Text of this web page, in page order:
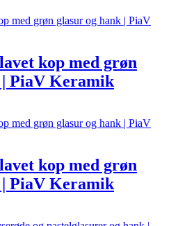
kop med grøn
| PiaV Keramik
kop med grøn
| PiaV Keramik